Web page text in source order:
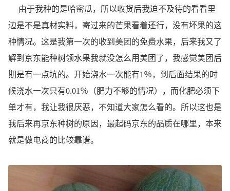
由于我种的是哈密瓜，所以收货后我迫不及待的看看里
边是不是真材实料，寄过来的芒果看着还行，没有坏果的这
种情况。这是我第一次的收到美团的免费水果，后来我又了
解到京东能种树领水果我就没怎么用美团了，我感觉美团后
期是有一点坑的。开始浇水一次能有1％，到后面结果的时
候浇水一次只有0.01％（肥力不够的情况），而化肥必须下
单才有，我让我很厌恶，不知道大家怎么看的。所以这也是
我后来再京东种树的原因，最起码京东的品质在哪里，本来
就是做电商的比较靠谱。